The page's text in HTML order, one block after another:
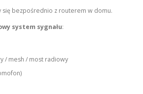
się bezpośrednio z routerem w domu.
system sygnału:
/ mesh / most radiowy